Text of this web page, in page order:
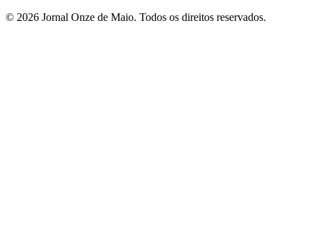
© 2026 Jornal Onze de Maio. Todos os direitos reservados.